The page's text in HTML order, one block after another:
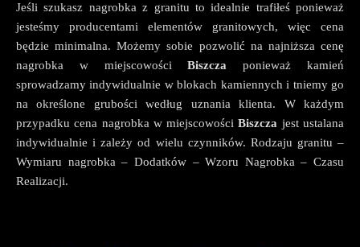
Jeśli szukasz nagrobka z granitu to idealnie trafiłeś ponieważ
jesteśmy producentami elementów granitowych, więc cena
będzie minimalna. Możemy sobie pozwolić na najniższa cenę
nagrobka w miejscowościBiszcza ponieważ kamień
sprowadzamy indywidualnie w blokach kamiennych i tniemy go
na określone grubości według uznania klienta. W każdym
przypadku cena nagrobka w miejscowościBiszcza jest ustalana
indywidualnie i zależy od wielu czynników. Rodzaju granitu –
Wymiaru nagrobka – Dodatków – Wzoru Nagrobka – Czasu
Realizacji.